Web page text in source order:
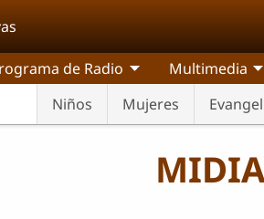
Niños
Mujeres
de Radio Multimedia